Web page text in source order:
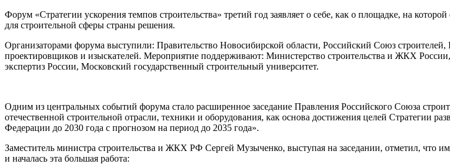
Форум «Стратегии ускорения темпов строительства» третий год заявляет о себе, как о площадке, на
для строительной сферы страны решения.
Организаторами форума выступили: Правительство Новосибирской области, Российский Союз
проектировщиков и изыскателей. Мероприятие поддерживают: Министерство строительства и ЖКХ
экспертиз России, Московский государственный строительный университет.
Одним из центральных событий форума стало расширенное заседание Правления Российского Союза
отечественной строительной отрасли, техники и оборудования, как основа достижения целей Стратегии
Федерации до 2030 года с прогнозом на период до 2035 года».
Заместитель министра строительства и ЖКХ РФ Сергей Музыченко, выступая на заседании, отметил, что
и началась эта большая работа: